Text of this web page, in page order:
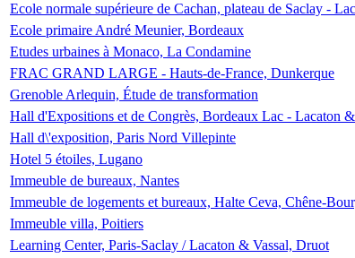
Ecole normale supérieure de Cachan, plateau de Saclay -
Ecole primaire André Meunier, Bordeaux
Etudes urbaines à Monaco, La Condamine
FRAC GRAND LARGE - Hauts-de-France, Dunkerque
Grenoble Arlequin, Étude de transformation
Hall d'Expositions et de Congrès, Bordeaux Lac - Lacaton
Hall d\'exposition, Paris Nord Villepinte
Hotel 5 étoiles, Lugano
Immeuble de bureaux, Nantes
Immeuble de logements et bureaux, Halte Ceva, Chêne-
Immeuble villa, Poitiers
Learning Center, Paris-Saclay / Lacaton & Vassal, Druot